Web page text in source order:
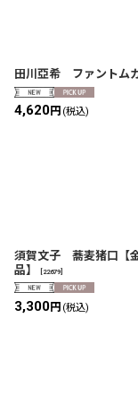
田川亞希 ファントム
4,620円 (税込)
須賀文子 蕎麦猪口【
品】
[22679]
3,300円 (税込)